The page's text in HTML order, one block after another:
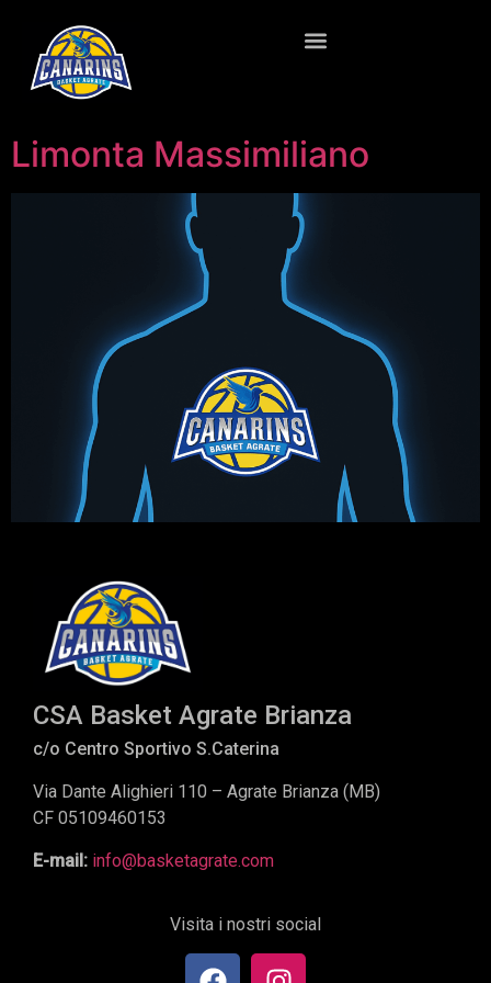
Limonta Massimiliano
CSA Basket Agrate Brianza
c/o Centro Sportivo S.Caterina
Via Dante Alighieri 110 – Agrate Brianza (MB)
CF 05109460153
E-mail: info@basketagrate.com
Visita i nostri social